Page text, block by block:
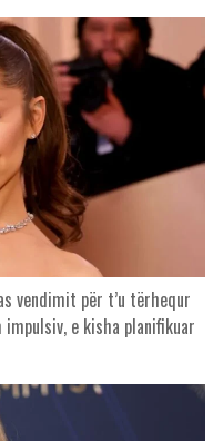
vendimit për t’u tërhequr
e kisha planifikuar